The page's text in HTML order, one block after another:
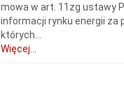
mowa w art. 11zg ustawy
informacji rynku energii za
których...
Więcej...